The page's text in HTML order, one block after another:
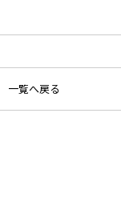
一覧へ戻る